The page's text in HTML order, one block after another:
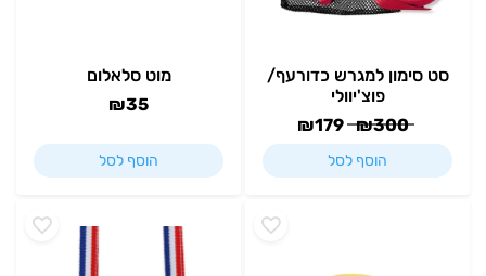
סט סימון למגרש כדורעף/
פוצ'יוולי
₪300
₪179
הוסף לסל
מוט סלאלום
₪35
הוסף לסל